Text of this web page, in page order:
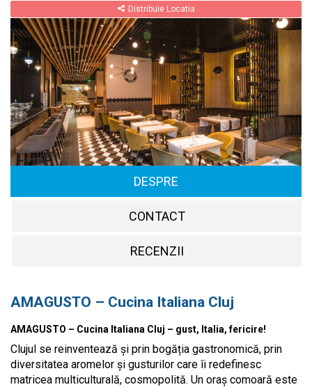
Distribuie Locatia
DESPRE
CONTACT
RECENZII
AMAGUSTO – Cucina Italiana Cluj
AMAGUSTO – Cucina Italiana Cluj – gust, Italia, fericire!
Clujul se reinventează și prin bogăția gastronomică, prin
diversitatea aromelor și gusturilor care îi redefinesc
matricea multiculturală, cosmopolită. Un oraș comoară este